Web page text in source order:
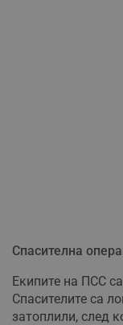
Спасителна
Екипите на ПСС
Спасителите са
затоплили, след